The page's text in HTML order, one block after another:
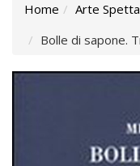
Home Arte
Bolle di sapone.